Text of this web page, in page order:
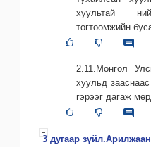
хуультай
тогтоомжийн
2.11.Монгол
хуульд
гэрээг дагаж
3 дугаар